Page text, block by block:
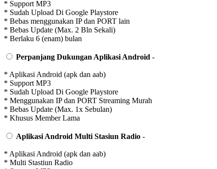
* Support MP3
* Sudah Upload Di Google Playstore
* Bebas menggunakan IP dan PORT lain
* Bebas Update (Max. 2 Bln Sekali)
* Berlaku 6 (enam) bulan
Perpanjang Dukungan Aplikasi Android -
* Aplikasi Android (apk dan aab)
* Support MP3
* Sudah Upload Di Google Playstore
* Menggunakan IP dan PORT Streaming Murah
* Bebas Update (Max. 1x Sebulan)
* Khusus Member Lama
Aplikasi Android Multi Stasiun Radio -
* Aplikasi Android (apk dan aab)
* Multi Stastiun Radio